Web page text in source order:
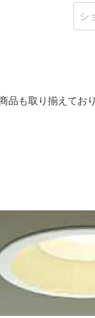
品も取り揃えてお